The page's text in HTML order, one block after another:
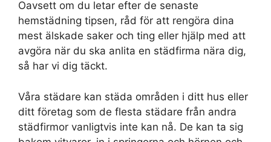
Oavsett om du letar efter de senaste
hemstädning tipsen, råd för att rengöra dina
mest älskade saker och ting eller hjälp med att
avgöra när du ska anlita en städfirma nära dig,
så har vi dig täckt.
Våra städare kan städa områden i ditt hus eller
ditt företag som de flesta städare från andra
städfirmor vanligtvis inte kan nå. De kan ta sig